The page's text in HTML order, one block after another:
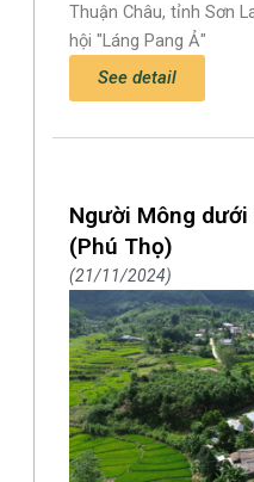
Thuận Châu, tỉnh Sơn
hội "Láng Pang Ả"
See detail
Người Mông dưới
(Phú Thọ)
21/11/2024